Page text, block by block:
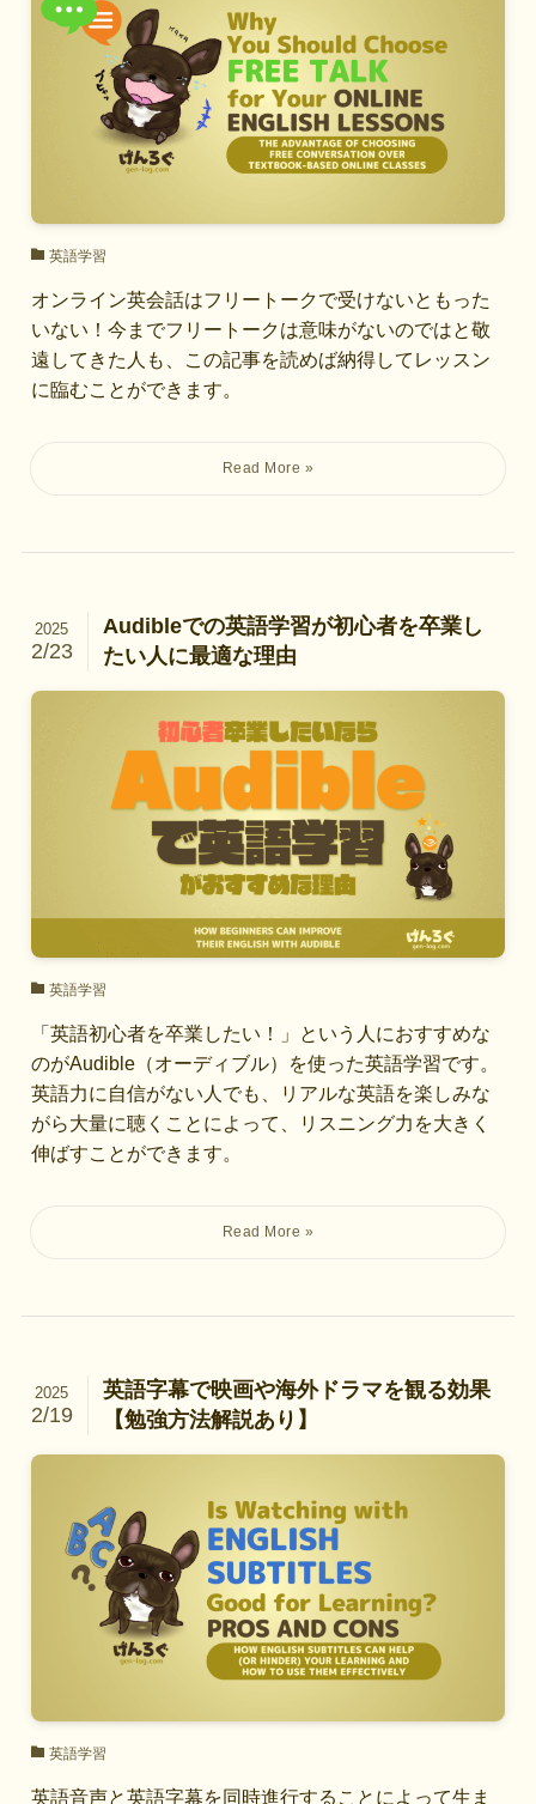
英語学習
オンライン英会話はフリートークで受けないともった
いない！今までフリートークは意味がないのではと敬
遠してきた人も、この記事を読めば納得してレッスン
に臨むことができます。
Audibleでの英語学習が初心者を卒業し
たい人に最適な理由
2025
2/23
英語学習
「英語初心者を卒業したい！」という人におすすめな
のがAudible（オーディブル）を使った英語学習です。
英語力に自信がない人でも、リアルな英語を楽しみな
がら大量に聴くことによって、リスニング力を大きく
伸ばすことができます。
英語字幕で映画や海外ドラマを観る効果
【勉強方法解説あり】
2025
2/19
英語学習
英語音声と英語字幕を同時進行することによって生ま